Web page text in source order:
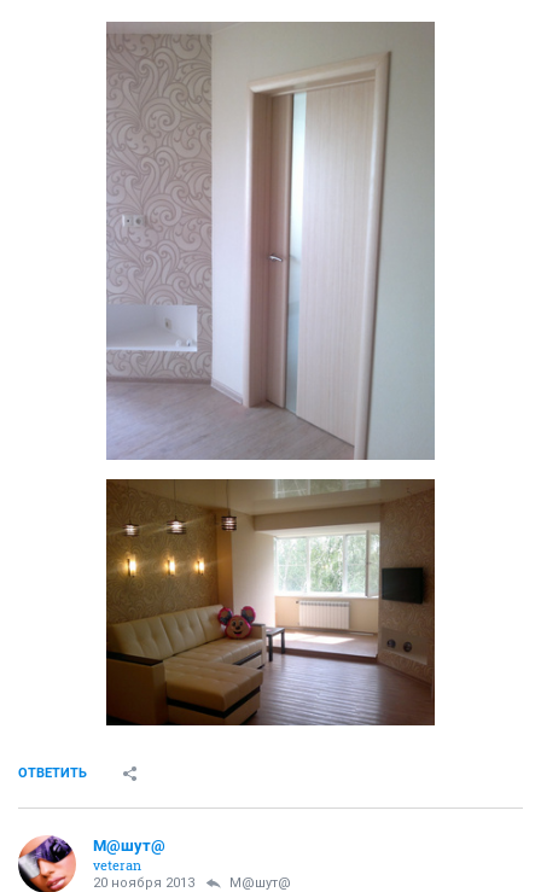
ОТВЕТИТЬ
М@шут@
veteran
20 ноября 2013 М@шут@